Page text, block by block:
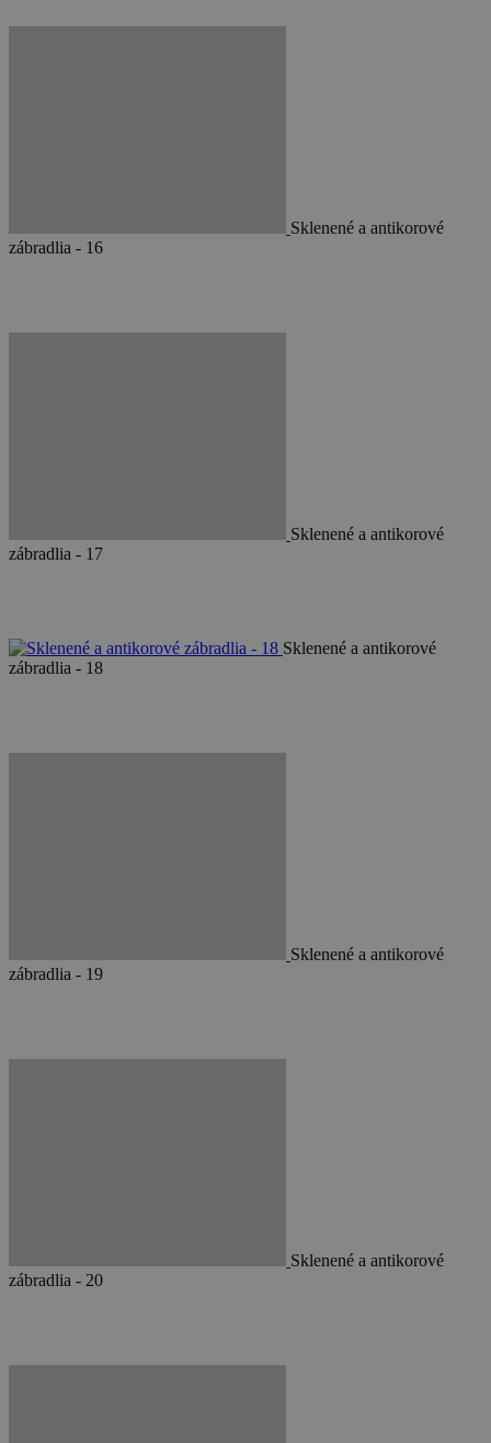
Sklenené a antikorové
zábradlia - 16
Sklenené a antikorové
zábradlia - 17
Sklenené a antikorové
zábradlia - 18
Sklenené a antikorové
zábradlia - 19
Sklenené a antikorové
zábradlia - 20